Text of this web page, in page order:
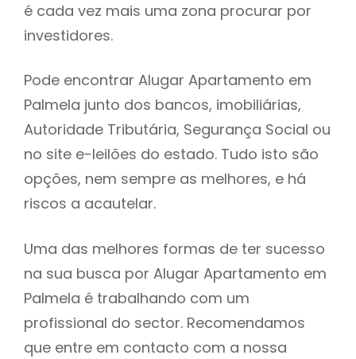
é cada vez mais uma zona procurar por
investidores.
Pode encontrar Alugar Apartamento em
Palmela junto dos bancos, imobiliárias,
Autoridade Tributária, Segurança Social ou
no site e-leilões do estado. Tudo isto são
opções, nem sempre as melhores, e há
riscos a acautelar.
Uma das melhores formas de ter sucesso
na sua busca por Alugar Apartamento em
Palmela é trabalhando com um
profissional do sector. Recomendamos
que entre em contacto com a nossa